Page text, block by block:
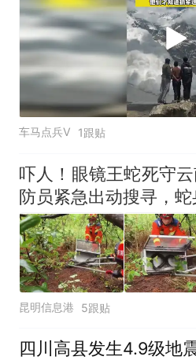
车马点兵V 1跟贴
吓人！眼镜王蛇死守
防员紧急出动搜寻，
昆明信息港 5跟贴
四川高县发生4.9级地